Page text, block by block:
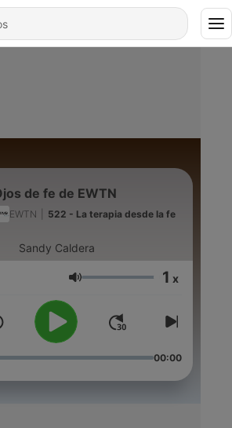
de fe de EWTN
EWTN 522 - La terapia desde la fe
Sandy Caldera
Volume 1 x
00:00